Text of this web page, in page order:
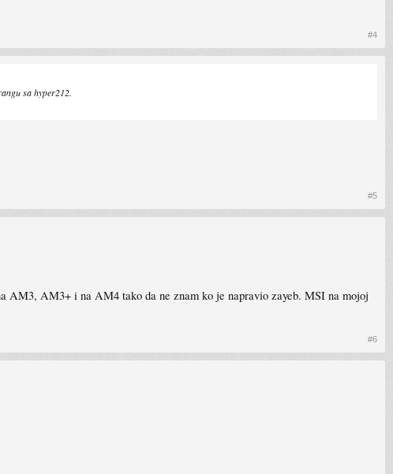
#4
sa hyper212.
#5
AM3, AM3+ i na AM4 tako da ne znam ko je napravio zayeb. MSI na mojoj
#6